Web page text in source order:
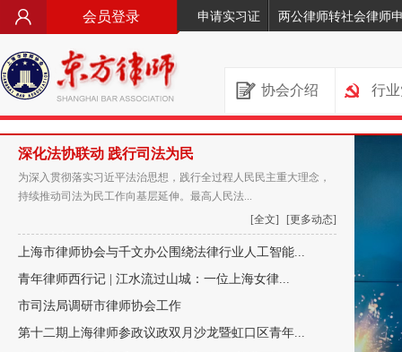
会员登录 申请实习证 两公律师转社会律师
协会介绍 行
深化法协联动 践行司法为民
为深入贯彻落实习近平法治思想，践行全过程人民民主重大理念，
持续推动司法为民工作向基层延伸。最高人民法...
[全文]
[更多动态]
上海市律师协会与千文办公围绕法律行业人工智能...
青年律师西行记 | 江水流过山城：一位上海女律...
市司法局调研市律师协会工作
第十二期上海律师参政议政双月沙龙暨虹口区青年...